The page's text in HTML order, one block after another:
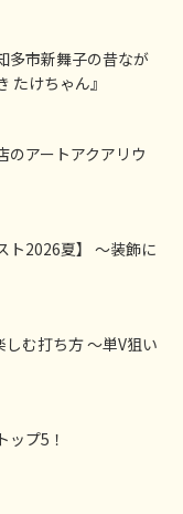
多市新舞子の昔なが
たけちゃん』
アートアクアリウ
ト2026夏】 ～装飾に
む打ち方 ～単V狙い
ップ5！